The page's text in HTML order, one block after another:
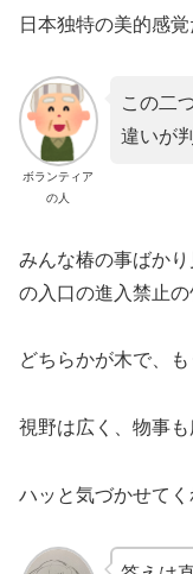
日本独特の美的感覚
ボランティア
の人
この二
違いが
みんな椿の事ばか
の入口の進入禁止の
どちらかが木で、
視野は広く、物事も
ハッと気づかせてく